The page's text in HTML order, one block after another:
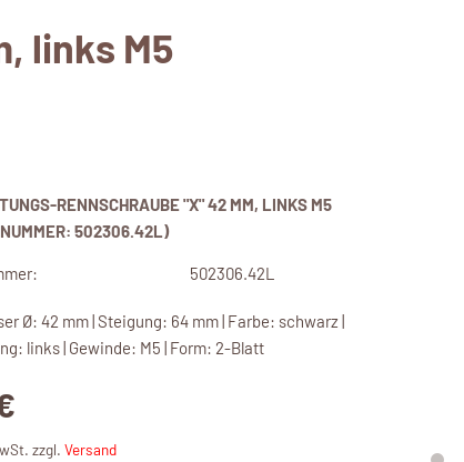
links M5
RENNSCHRAUBE "X" 42 MM, LINKS M5
502306.42L)
502306.42L
Ø: 42 mm | Steigung: 64 mm | Farbe: schwarz |
links | Gewinde: M5 | Form: 2-Blatt
zzgl.Versand